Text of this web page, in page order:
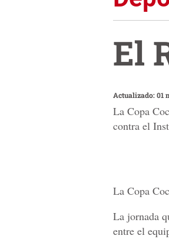
El
Actualizado: 01
La Copa
contra el
La Copa
La jornada
entre el